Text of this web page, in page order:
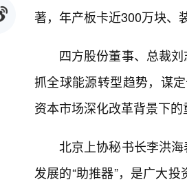
著，年产板卡近300万块、
四方股份董事、总裁
抓全球能源转型趋势，谋
资本市场深化改革背景下
北京上协秘书长李洪
发展的“助推器”，是广大